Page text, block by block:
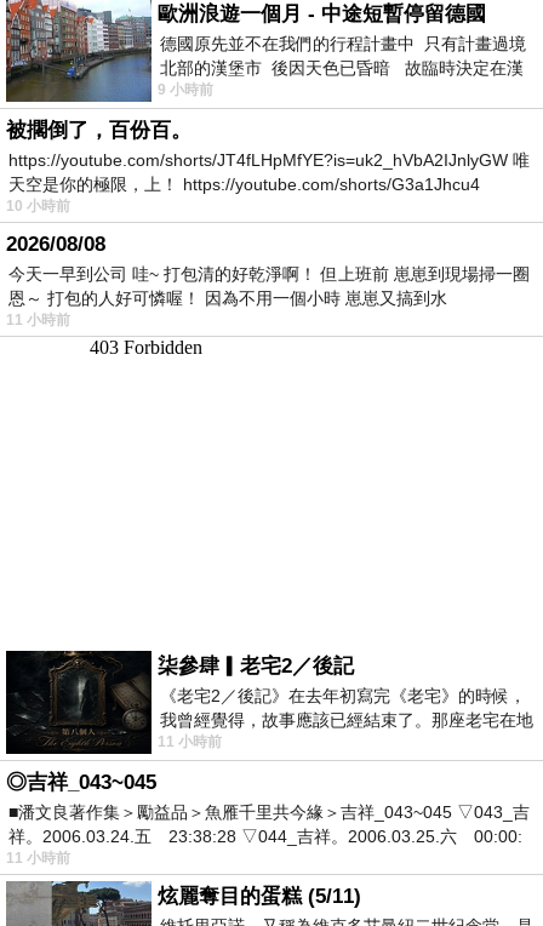
歐洲浪遊一個月 - 中途短暫停留德國
德國原先並不在我們的行程計畫中 只有計畫過境
北部的漢堡市 後因天色已昏暗 故臨時決定在漢
堡市吃晚餐和過夜
9 小時前
被擱倒了，百份百。
https://youtube.com/shorts/JT4fLHpMfYE?is=uk2_hVbA2IJnlyGW 唯
天空是你的極限，上！ https://youtube.com/shorts/G3a1Jhcu4
10 小時前
2026/08/08
今天一早到公司 哇~ 打包清的好乾淨啊！ 但上班前 崽崽到現場掃一圈
恩～ 打包的人好可憐喔！ 因為不用一個小時 崽崽又搞到水
11 小時前
柒參肆▎老宅2／後記
《老宅2／後記》在去年初寫完《老宅》的時候，
我曾經覺得，故事應該已經結束了。那座老宅在地
震中倒塌，七個人終於離開那片黑暗，
11 小時前
◎吉祥_043~045
■潘文良著作集＞勵益品＞魚雁千里共今緣＞吉祥_043~045 ▽043_吉
祥。2006.03.24.五 23:38:28 ▽044_吉祥。2006.03.25.六 00:00:
11 小時前
炫麗奪目的蛋糕 (5/11)